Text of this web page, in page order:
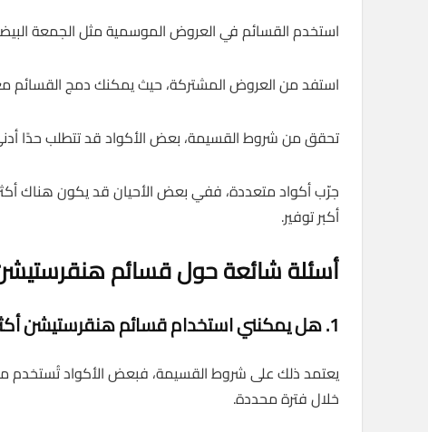
استخدم القسائم في العروض الموسمية مثل الجمعة
استفد من العروض المشتركة، حيث يمكنك دمج
تحقق من شروط القسيمة، بعض الأكواد قد تتطلب حدًا
جرّب أكواد متعددة، ففي بعض الأحيان قد يكون هناك
أكبر توفير.
أسئلة شائعة حول قسائم
1. هل يمكنني استخدام قسائم هنقرستيشن أكثر من مرة؟
يعتمد ذلك على شروط القسيمة، فبعض الأكواد تُستخدم
خلال فترة محددة.